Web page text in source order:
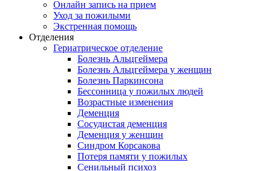
Онлайн запись на прием
Уход за пожилыми
Экстренная помощь
Отделения
Гериатрическое отделение
Болезнь Альцгеймера
Болезнь Альцгеймера у женщин
Болезнь Паркинсона
Бессонница у пожилых людей
Возрастные изменения
Деменция
Сосудистая деменция
Деменция у женщин
Синдром Корсакова
Потеря памяти у пожилых
Сенильный психоз